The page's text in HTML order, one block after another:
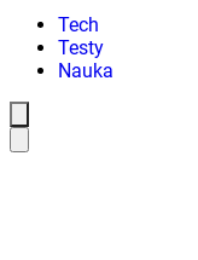
Tech
Testy
Nauka